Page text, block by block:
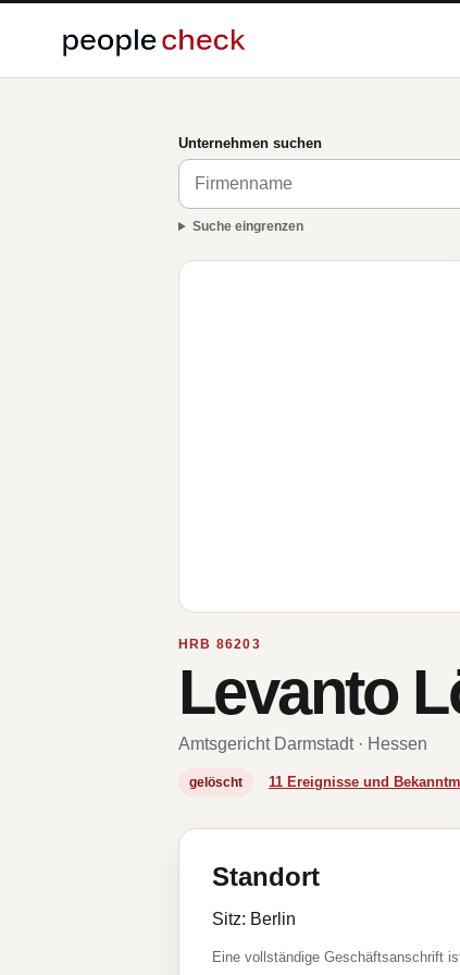
Unternehmen suchen
Suche eingrenzen
HRB 86203
Levanto
Amtsgericht Darmstadt · Hessen
gelöscht 11 Ereignisse und
Standort
Sitz: Berlin
Eine vollständige Geschäftsanschrift